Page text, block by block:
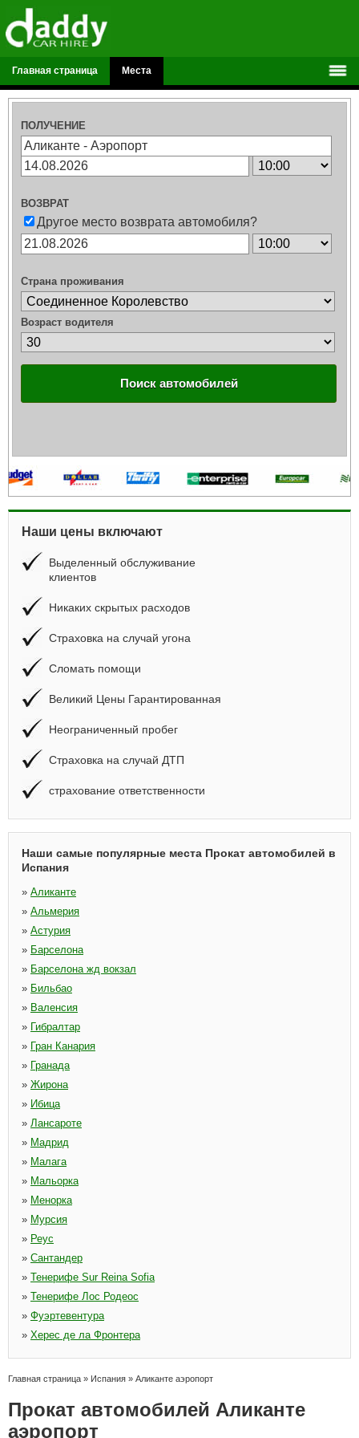
Главная страница Места
ПОЛУЧЕНИЕ
ВОЗВРАТ
Другое место возврата автомобиля?
Страна проживания
Возраст водителя
Поиск автомобилей
Наши цены включают
Выделенный обслуживание
клиентов
Никаких скрытых расходов
Страховка на случай угона
Сломать помощи
Великий Цены Гарантированная
Неограниченный пробег
Страховка на случай ДТП
страхование ответственности
Наши самые популярные места Прокат автомобилей в
Испания
» Аликанте
» Альмерия
» Астурия
» Барселона
» Барселона жд вокзал
» Бильбао
» Валенсия
» Гибралтар
» Гран Канария
» Гранада
» Жирона
» Ибица
» Лансароте
» Мадрид
» Малага
» Мальорка
» Менорка
» Мурсия
» Реус
» Сантандер
» Тенерифе Sur Reina Sofia
» Тенерифе Лос Родеос
» Фуэртевентура
» Херес де ла Фронтера
Главная страница » Испания » Аликанте аэропорт
Прокат автомобилей Аликанте
аэропорт